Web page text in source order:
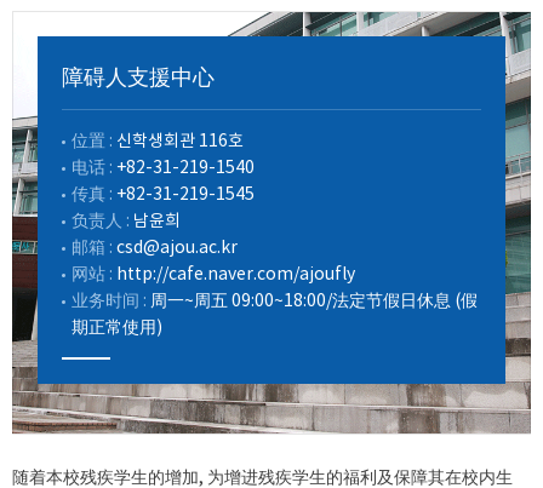
障碍人支援中心
位置 : 신학생회관 116호
电话 : +82-31-219-1540
传真 : +82-31-219-1545
负责人 : 남윤희
邮箱 : csd@ajou.ac.kr
网站 : http://cafe.naver.com/ajoufly
业务时间 : 周一~周五 09:00~18:00/法定节假日休息 (假
期正常使用)
随着本校残疾学生的增加, 为增进残疾学生的福利及保障其在校内生